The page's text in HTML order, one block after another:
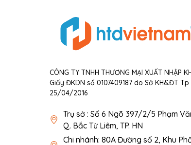
CÔNG TY TNHH THƯƠNG MẠI XUẤT NHẬP
Giấy ĐKDN số 0107409187 do Sở KH&ĐT
25/04/2016
Trụ sở : Số 6 Ngõ 397/2/5 Phạm
Q. Bắc Từ Liêm, TP. HN
Chi nhánh: 80A Đường số 2, Khu